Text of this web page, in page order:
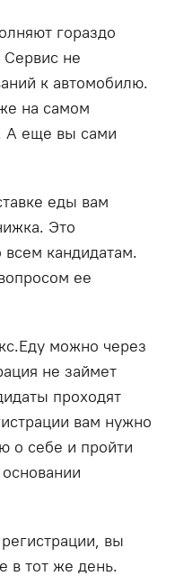
гораздо
не
к автомобилю.
на самом
А еще вы сами
еды вам
Это
всем кандидатам.
ее
можно через
не займет
проходят
вам нужно
о себе и пройти
вы
в тот же день.